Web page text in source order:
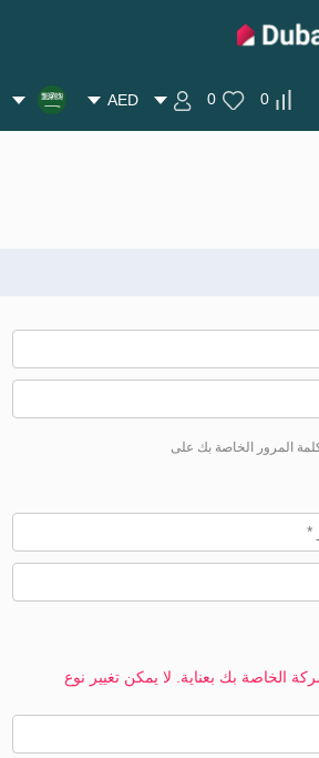
0
0
AED
المرور الخاصة بك على
الخاصة بك بعناية. لا يمكن تغيير نوع